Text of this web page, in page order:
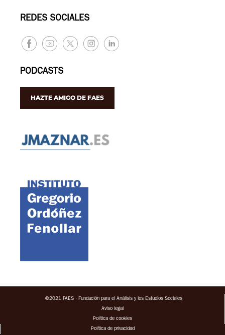
REDES SOCIALES
PODCASTS
HAZTE AMIGO DE FAES
©2021 FAES · Fundación para el Análisis y los Estudios Sociales
Aviso legal
Política de cookies
Política de privacidad